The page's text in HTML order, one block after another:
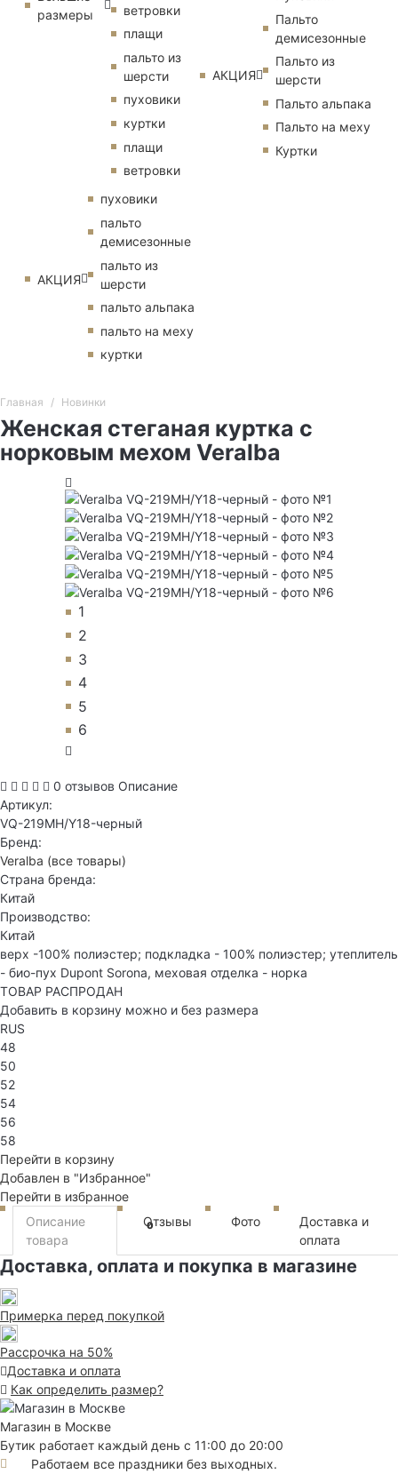
размеры
ветровки
плащи
пальто из
шерсти
пуховики
куртки
плащи
ветровки
АКЦИЯ
пуховики
пальто
демисезонные
пальто из
шерсти
пальто альпака
пальто на меху
куртки
АКЦИЯ
Пальто
демисезонные
Пальто из
шерсти
Пальто альпака
Пальто на меху
Куртки
Главная Новинки
Женская стеганая куртка с
норковым мехом Veralba
1
2
3
4
5
6
0 отзывов Описание
Артикул:
VQ-219MH/Y18-черный
Бренд:
Veralba (все товары)
Страна бренда:
Китай
Производство:
Китай
верх -100% полиэстер; подкладка - 100% полиэстер; утеплитель
- био-пух Dupont Sorona, меховая отделка - норка
ТОВАР РАСПРОДАН
Добавить в корзину можно и без размера
RUS
48
50
52
54
56
58
Перейти в корзину
Добавлен в "Избранное"
Перейти в избранное
Описание
товара
Отзывы
0 Фото
Доставка и
оплата
Доставка, оплата и покупка в магазине
Примерка перед покупкой
Рассрочка на 50%
Доставка и оплата
Как определить размер?
Магазин в Москве
Бутик работает каждый день с 11:00 до 20:00
Работаем все праздники без выходных.